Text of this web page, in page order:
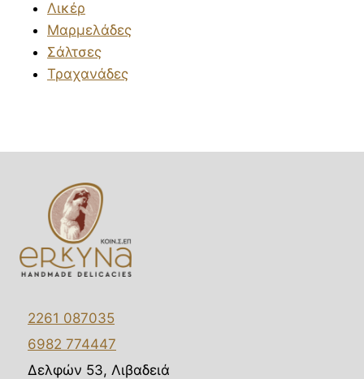
Λικέρ
Μαρμελάδες
Σάλτσες
Τραχανάδες
2261 087035
6982 774447
Δελφών 53, Λιβαδειά